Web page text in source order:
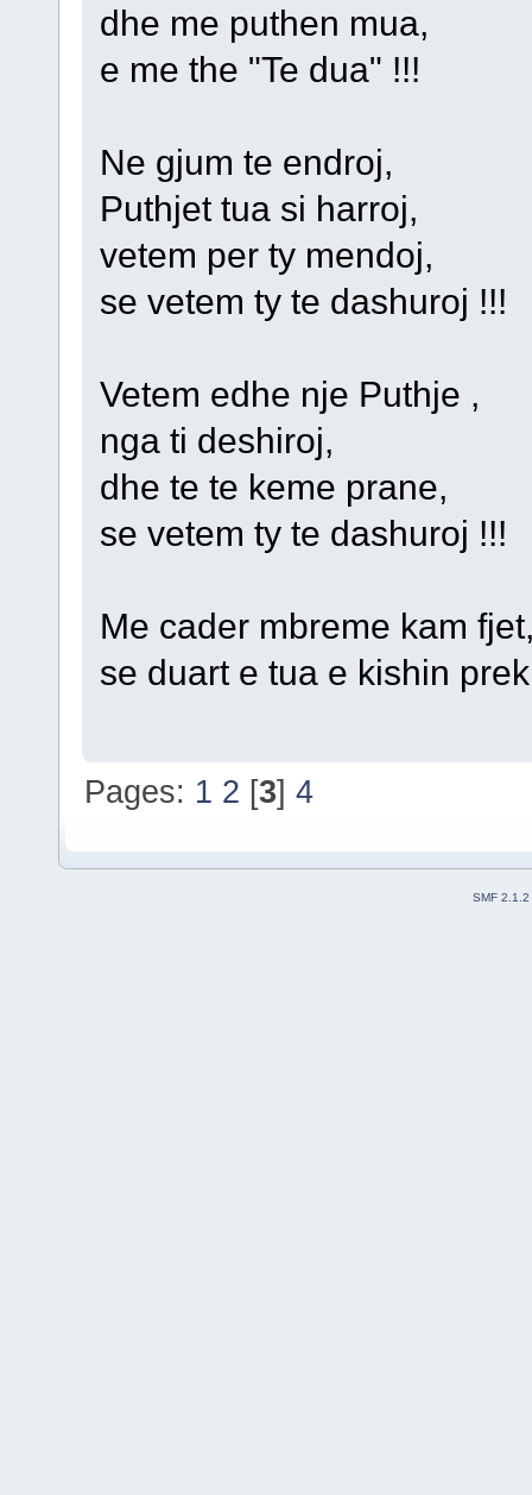
dhe me puthen mua,
e me the "Te dua" !!!
Ne gjum te endroj,
Puthjet tua si harroj,
vetem per ty mendoj,
se vetem ty te dashuroj !!!
Vetem edhe nje Puthje ,
nga ti deshiroj,
dhe te te keme prane,
se vetem ty te dashuroj !!!
Me cader mbreme kam
se duart e tua e kishin
Pages: 1 2 [3]4
SMF 2.1.2